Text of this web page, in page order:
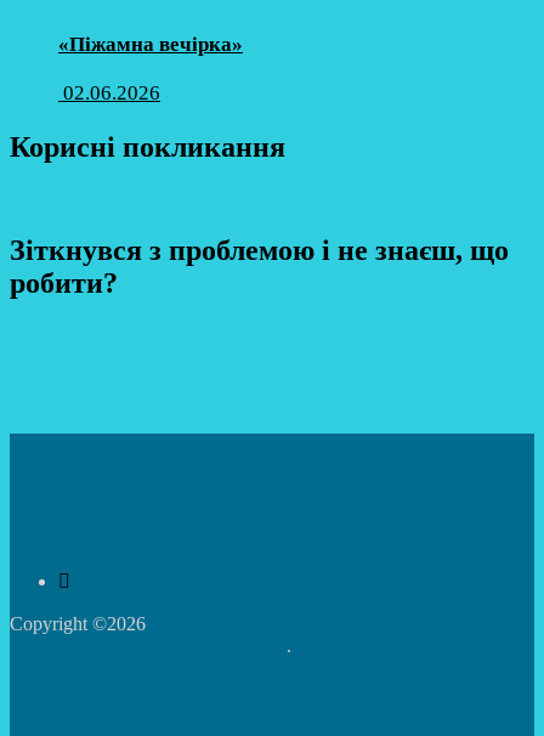
«Піжамна вечірка»
02.06.2026
Корисні покликання
Зіткнувся з проблемою і не знаєш, що
робити?
Copyright ©2026
.